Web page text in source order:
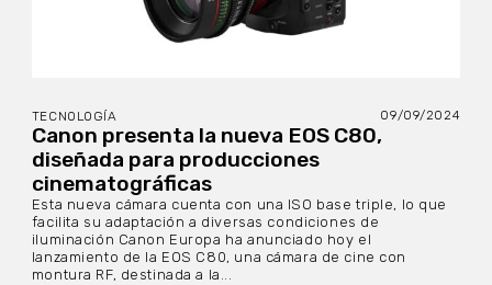
TECNOLOGÍA 09/09/2024
Canon presenta la nueva EOS C80,
diseñada para producciones
cinematográficas
Esta nueva cámara cuenta con una ISO base triple, lo que
facilita su adaptación a diversas condiciones de
iluminación Canon Europa ha anunciado hoy el
lanzamiento de la EOS C80, una cámara de cine con
montura RF, destinada a la...